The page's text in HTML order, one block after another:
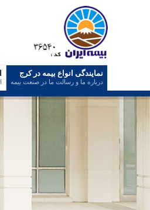
نمایندگی انواع بیمه در کرج
درباره ما و رسالت ما در صنعت بیمه